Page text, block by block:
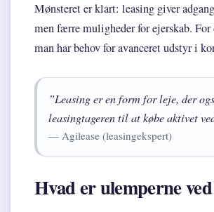
Mønsteret er klart: leasing giver
men færre muligheder for ejerskab.
man har behov for avanceret udstyr i
”Leasing er en form for leje, der
leasingtageren til at købe aktivet
— Agilease (leasingekspert)
Hvad er ulemperne